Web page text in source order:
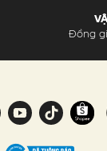
Đồng